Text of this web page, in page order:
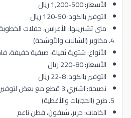
الأسعار: 500-1,200 ريال
التوفير بالكود: 50-120 ريال
متى تشترينها: الأعراس، حفلات
4. مخاوير (الشالات والأوشحة)
الأنواع: شتوية ثقيلة، صيفية خفيفة،
الأسعار: 80-220 ريال
التوفير بالكود: 8-22 ريال
نصيحة: اشتري 3 قطع مع بعض لتوفير أكبر
5. طرح (الحجابات والأغطية)
الخامات: حرير، شيفون، قطن ناعم